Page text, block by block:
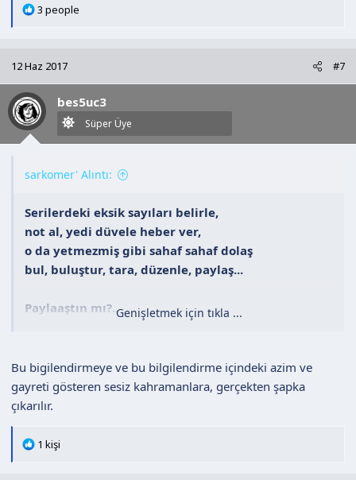
T
i
l
e
r
3 people
12 Haz 2017 #7
bes5uc3
Süper Üye
sarkomer' Alıntı:
Serilerdeki eksik sayıları belirle,
not al, yedi düvele heber ver,
o da yetmezmiş gibi sahaf sahaf dolaş
bul, buluştur, tara, düzenle, paylaş...
Paylaaştın mı?..
Çoğumuzun yapısında bu var...
Teşekkür ediyorum değerli kardeşim;
Genişletmek için tıkla ...
Bu bigilendirmeye ve bu bilgilendirme içindeki azim ve
gayreti gösteren sesiz kahramanlara, gerçekten şapka
çıkarılır.
T1 kişi